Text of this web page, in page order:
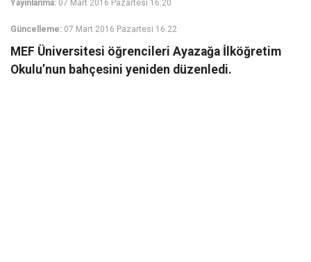
Yayınlanma: 07 Mart 2016 Pazartesi 16:20
Güncelleme: 07 Mart 2016 Pazartesi 16:22
MEF Üniversitesi öğrencileri Ayazağa İlköğretim
Okulu’nun bahçesini yeniden düzenledi.